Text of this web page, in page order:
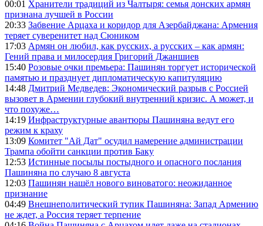
00:01 Хранители традиций из Чалтыря: семья донских армян
признана лучшей в России
20:33 Забвение Арцаха и коридор для Азербайджана: Армения
теряет суверенитет над Сюником
17:03 Армян он любил, как русских, а русских – как армян:
Гений права и милосердия Григорий Джаншиев
15:40 Розовые очки премьера: Пашинян торгует исторической
памятью и празднует дипломатическую капитуляцию
14:48 Дмитрий Медведев: Экономический разрыв с Россией
вызовет в Армении глубокий внутренний кризис. А может, и
что похуже…
14:19 Инфраструктурные авантюры Пашиняна ведут его
режим к краху
13:09 Комитет "Ай Дат" осудил намерение администрации
Трампа обойти санкции против Баку
12:53 Истинные посылы постыдного и опасного послания
Пашиняна по случаю 8 августа
12:03 Пашинян нашёл нового виноватого: неожиданное
признание
04:49 Внешнеполитический тупик Пашиняна: Запад Армению
не ждет, а Россия теряет терпение